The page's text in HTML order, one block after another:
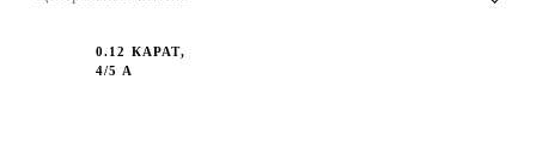
0.12 КАРАТ,
4/5 A